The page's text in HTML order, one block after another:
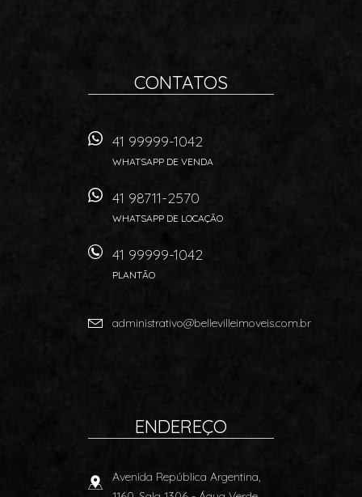
CONTATOS
41 99999-1042
WHATSAPP DE VENDA
41 98711-2570
WHATSAPP DE LOCAÇÃO
41 99999-1042
PLANTÃO
administrativo@bellevilleimoveis.com.br
ENDEREÇO
Avenida República Argentina,